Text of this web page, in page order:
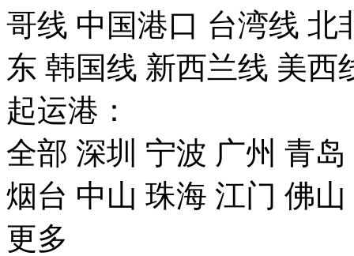
哥线 中国港口 台湾线 北
东 韩国线 新西兰线 美西
起运港：
全部 深圳 宁波 广州 青岛
烟台 中山 珠海 江门 佛山
更多